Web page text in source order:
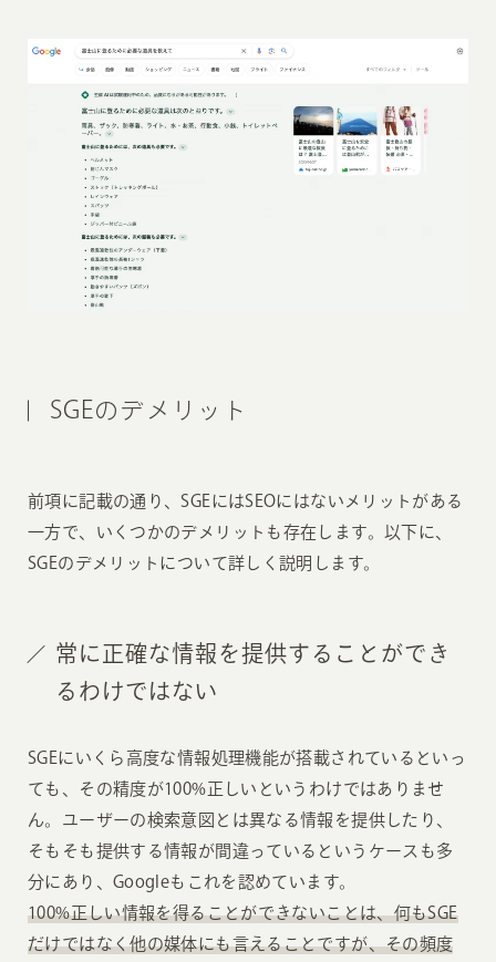
SGEのデメリット
前項に記載の通り、SGEにはSEOにはないメリットがある
一方で、いくつかのデメリットも存在します。以下に、
SGEのデメリットについて詳しく説明します。
常に正確な情報を提供することができ
るわけではない
SGEにいくら高度な情報処理機能が搭載されているといっ
ても、その精度が100%正しいというわけではありませ
ん。ユーザーの検索意図とは異なる情報を提供したり、
そもそも提供する情報が間違っているというケースも多
分にあり、Googleもこれを認めています。
100%正しい情報を得ることができないことは、何もSGE
だけではなく他の媒体にも言えることですが、その頻度